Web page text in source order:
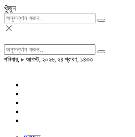
খুঁজুন
শনিবার, ৮ আগস্ট, ২০২৬, ২৪ শ্রাবণ, ১৪৩৩